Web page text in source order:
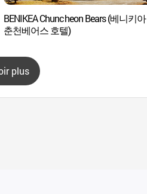
BENIKEA Chuncheon Bears (베니키아
춘천베어스 호텔)
plus